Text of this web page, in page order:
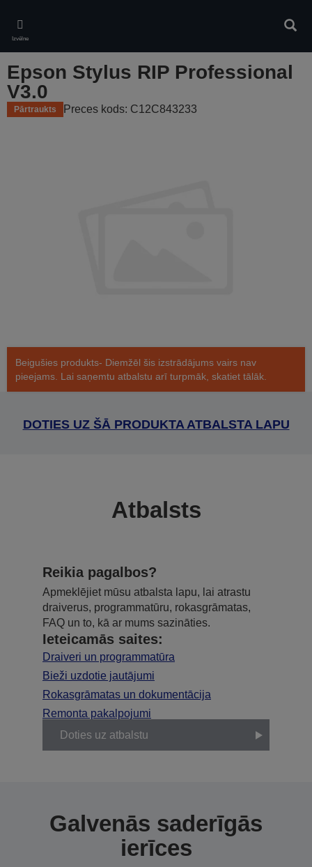
main
content
Izvēlne
Epson Stylus RIP Professional
V3.0
Pārtraukts Preces kods: C12C843233
Beigušies produkts- Diemžēl šis izstrādājums vairs nav
pieejams. Lai saņemtu atbalstu arī turpmāk, skatiet tālāk.
DOTIES UZ ŠĀ PRODUKTA ATBALSTA LAPU
Atbalsts
Reikia pagalbos?
Apmeklējiet mūsu atbalsta lapu, lai atrastu
draiverus, programmatūru, rokasgrāmatas,
FAQ un to, kā ar mums sazināties.
Ieteicamās saites:
Draiveri un programmatūra
Bieži uzdotie jautājumi
Rokasgrāmatas un dokumentācija
Remonta pakalpojumi
Doties uz atbalstu
Galvenās saderīgās
ierīces